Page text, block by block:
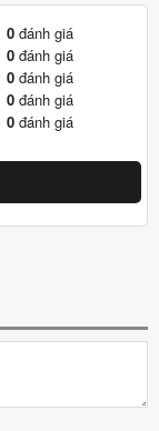
0đánh giá
0đánh giá
0đánh giá
0đánh giá
0đánh giá